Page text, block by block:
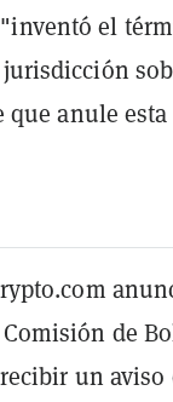
"inventó el
anule esta
de
un aviso